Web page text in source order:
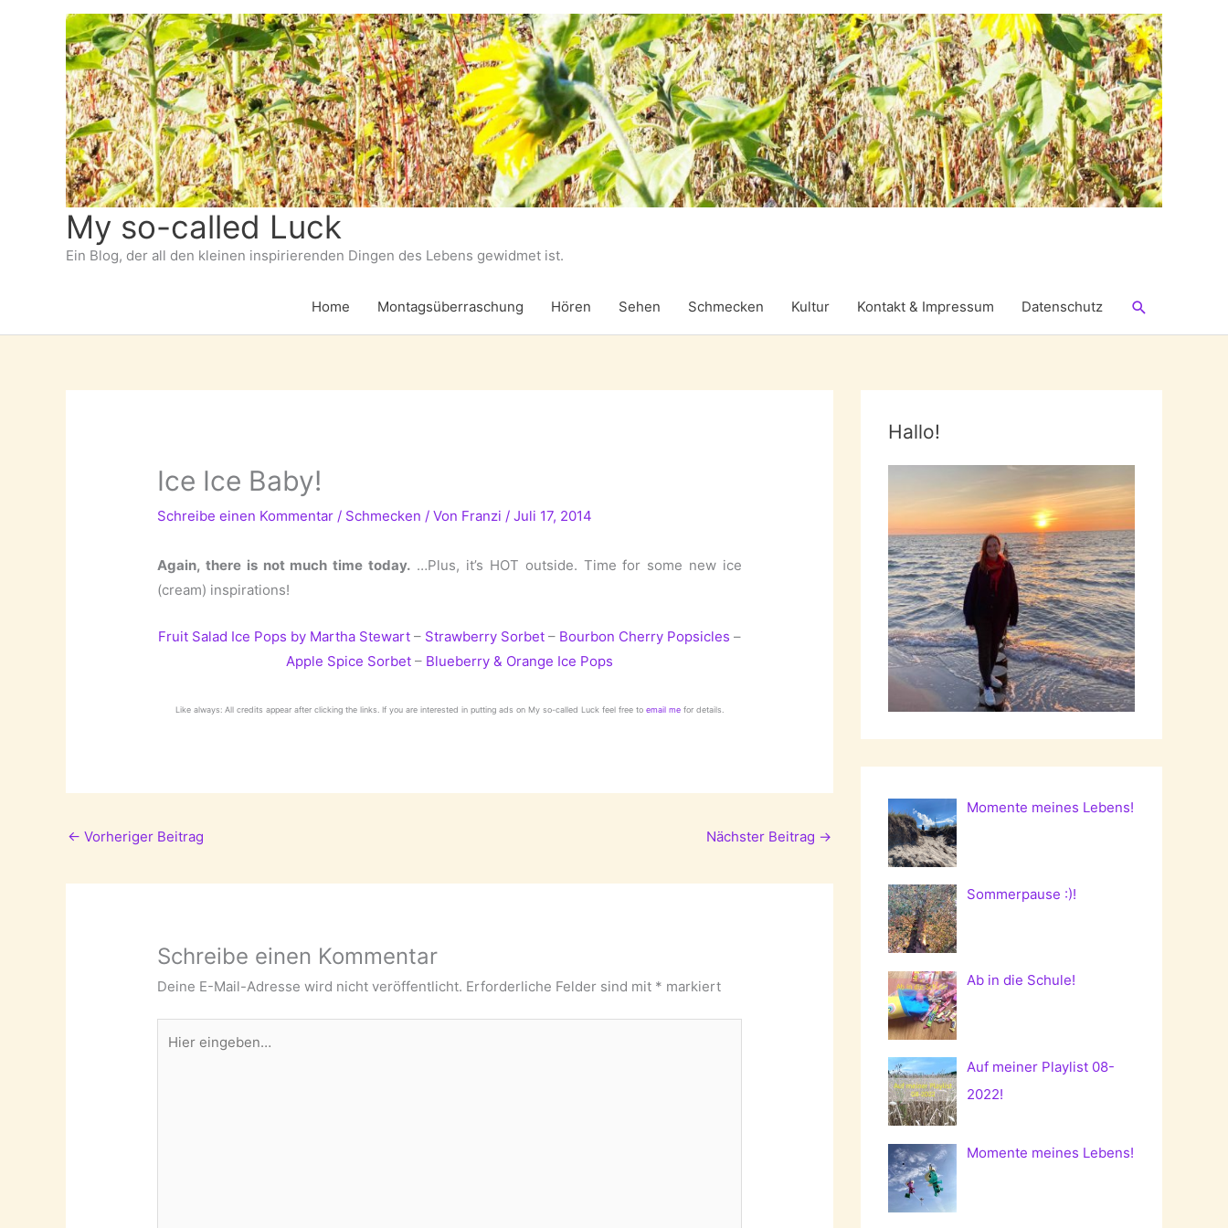
My so-called Luck
Ein Blog, der all den kleinen inspirierenden Dingen des Lebens gewidmet ist.
Home Montagsüberraschung Hören Sehen Schmecken Kultur Kontakt & Impressum Datenschutz Suchen
Ice Ice Baby!
Schreibe einen Kommentar / Schmecken / Von Franzi /Juli 17, 2014
Again, there is not much time today. …Plus, it’s HOT outside. Time for some new ice
(cream) inspirations!
Fruit Salad Ice Pops by Martha Stewart – Strawberry Sorbet – Bourbon Cherry Popsicles –
Apple Spice Sorbet – Blueberry & Orange Ice Pops
Like always: All credits appear after clicking the links. If you are interested in putting ads on My so-called Luck feel free to email me for details.
← Vorheriger Beitrag Nächster Beitrag →
Schreibe einen Kommentar
Deine E-Mail-Adresse wird nicht veröffentlicht. Erforderliche Felder sind mit * markiert
eingeben…
Hallo!
Momente meines Lebens!
Sommerpause :)!
Ab in die Schule!
Auf meiner Playlist 08-
2022!
Momente meines Lebens!